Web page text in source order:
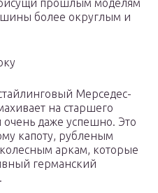
прошлым моделям
более округлым и
Мерседес-
на старшего
даже успешно. Это
капоту, рубленым
аркам, которые
германский